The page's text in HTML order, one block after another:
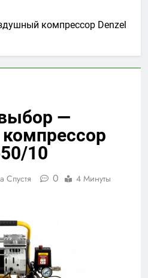
компрессор Denzel
—
10
Спустя 0 4 Минуты